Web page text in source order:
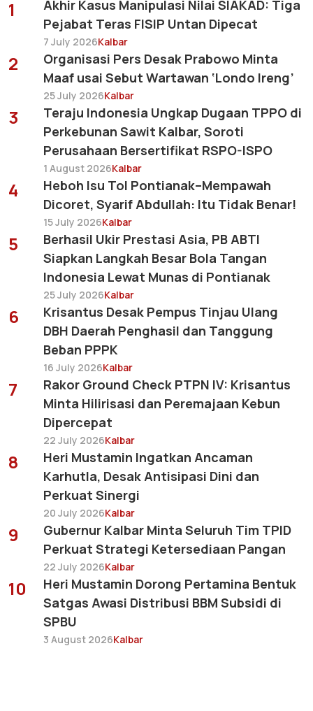
1
Akhir Kasus Manipulasi Nilai SIAKAD: Tiga
Pejabat Teras FISIP Untan Dipecat
7 July 2026Kalbar
2
Organisasi Pers Desak Prabowo Minta
Maaf usai Sebut Wartawan ‘Londo Ireng’
25 July 2026Kalbar
3
Teraju Indonesia Ungkap Dugaan TPPO di
Perkebunan Sawit Kalbar, Soroti
Perusahaan Bersertifikat RSPO-ISPO
1 August 2026Kalbar
4
Heboh Isu Tol Pontianak–Mempawah
Dicoret, Syarif Abdullah: Itu Tidak Benar!
15 July 2026Kalbar
5
Berhasil Ukir Prestasi Asia, PB ABTI
Siapkan Langkah Besar Bola Tangan
Indonesia Lewat Munas di Pontianak
25 July 2026Kalbar
6
Krisantus Desak Pempus Tinjau Ulang
DBH Daerah Penghasil dan Tanggung
Beban PPPK
16 July 2026Kalbar
7
Rakor Ground Check PTPN IV: Krisantus
Minta Hilirisasi dan Peremajaan Kebun
Dipercepat
22 July 2026Kalbar
8
Heri Mustamin Ingatkan Ancaman
Karhutla, Desak Antisipasi Dini dan
Perkuat Sinergi
20 July 2026Kalbar
9
Gubernur Kalbar Minta Seluruh Tim TPID
Perkuat Strategi Ketersediaan Pangan
22 July 2026Kalbar
10
Heri Mustamin Dorong Pertamina Bentuk
Satgas Awasi Distribusi BBM Subsidi di
SPBU
3 August 2026Kalbar